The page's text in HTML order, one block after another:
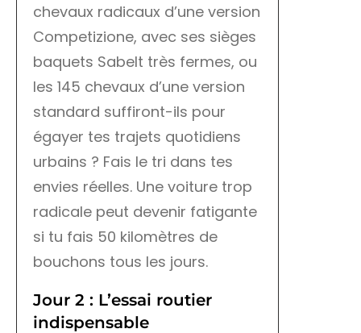
chevaux radicaux d’une version
Competizione, avec ses sièges
baquets Sabelt très fermes, ou
les 145 chevaux d’une version
standard suffiront-ils pour
égayer tes trajets quotidiens
urbains ? Fais le tri dans tes
envies réelles. Une voiture trop
radicale peut devenir fatigante
si tu fais 50 kilomètres de
bouchons tous les jours.
Jour 2 : L’essai routier
indispensable